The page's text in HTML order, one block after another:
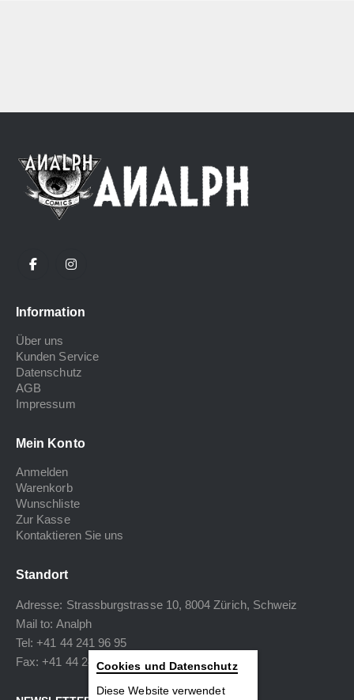
Information
Über uns
Kunden Service
Datenschutz
AGB
Impressum
Mein Konto
Anmelden
Warenkorb
Wunschliste
Zur Kasse
Kontaktieren Sie uns
Standort
Adresse: Strassburgstrasse 10, 8004 Zürich, Schweiz
Mail to: Analph
Tel: +41 44 241 96 95
Fax: +41 44 240 34 40Cookies und Datenschutz
Diese Website verwendet